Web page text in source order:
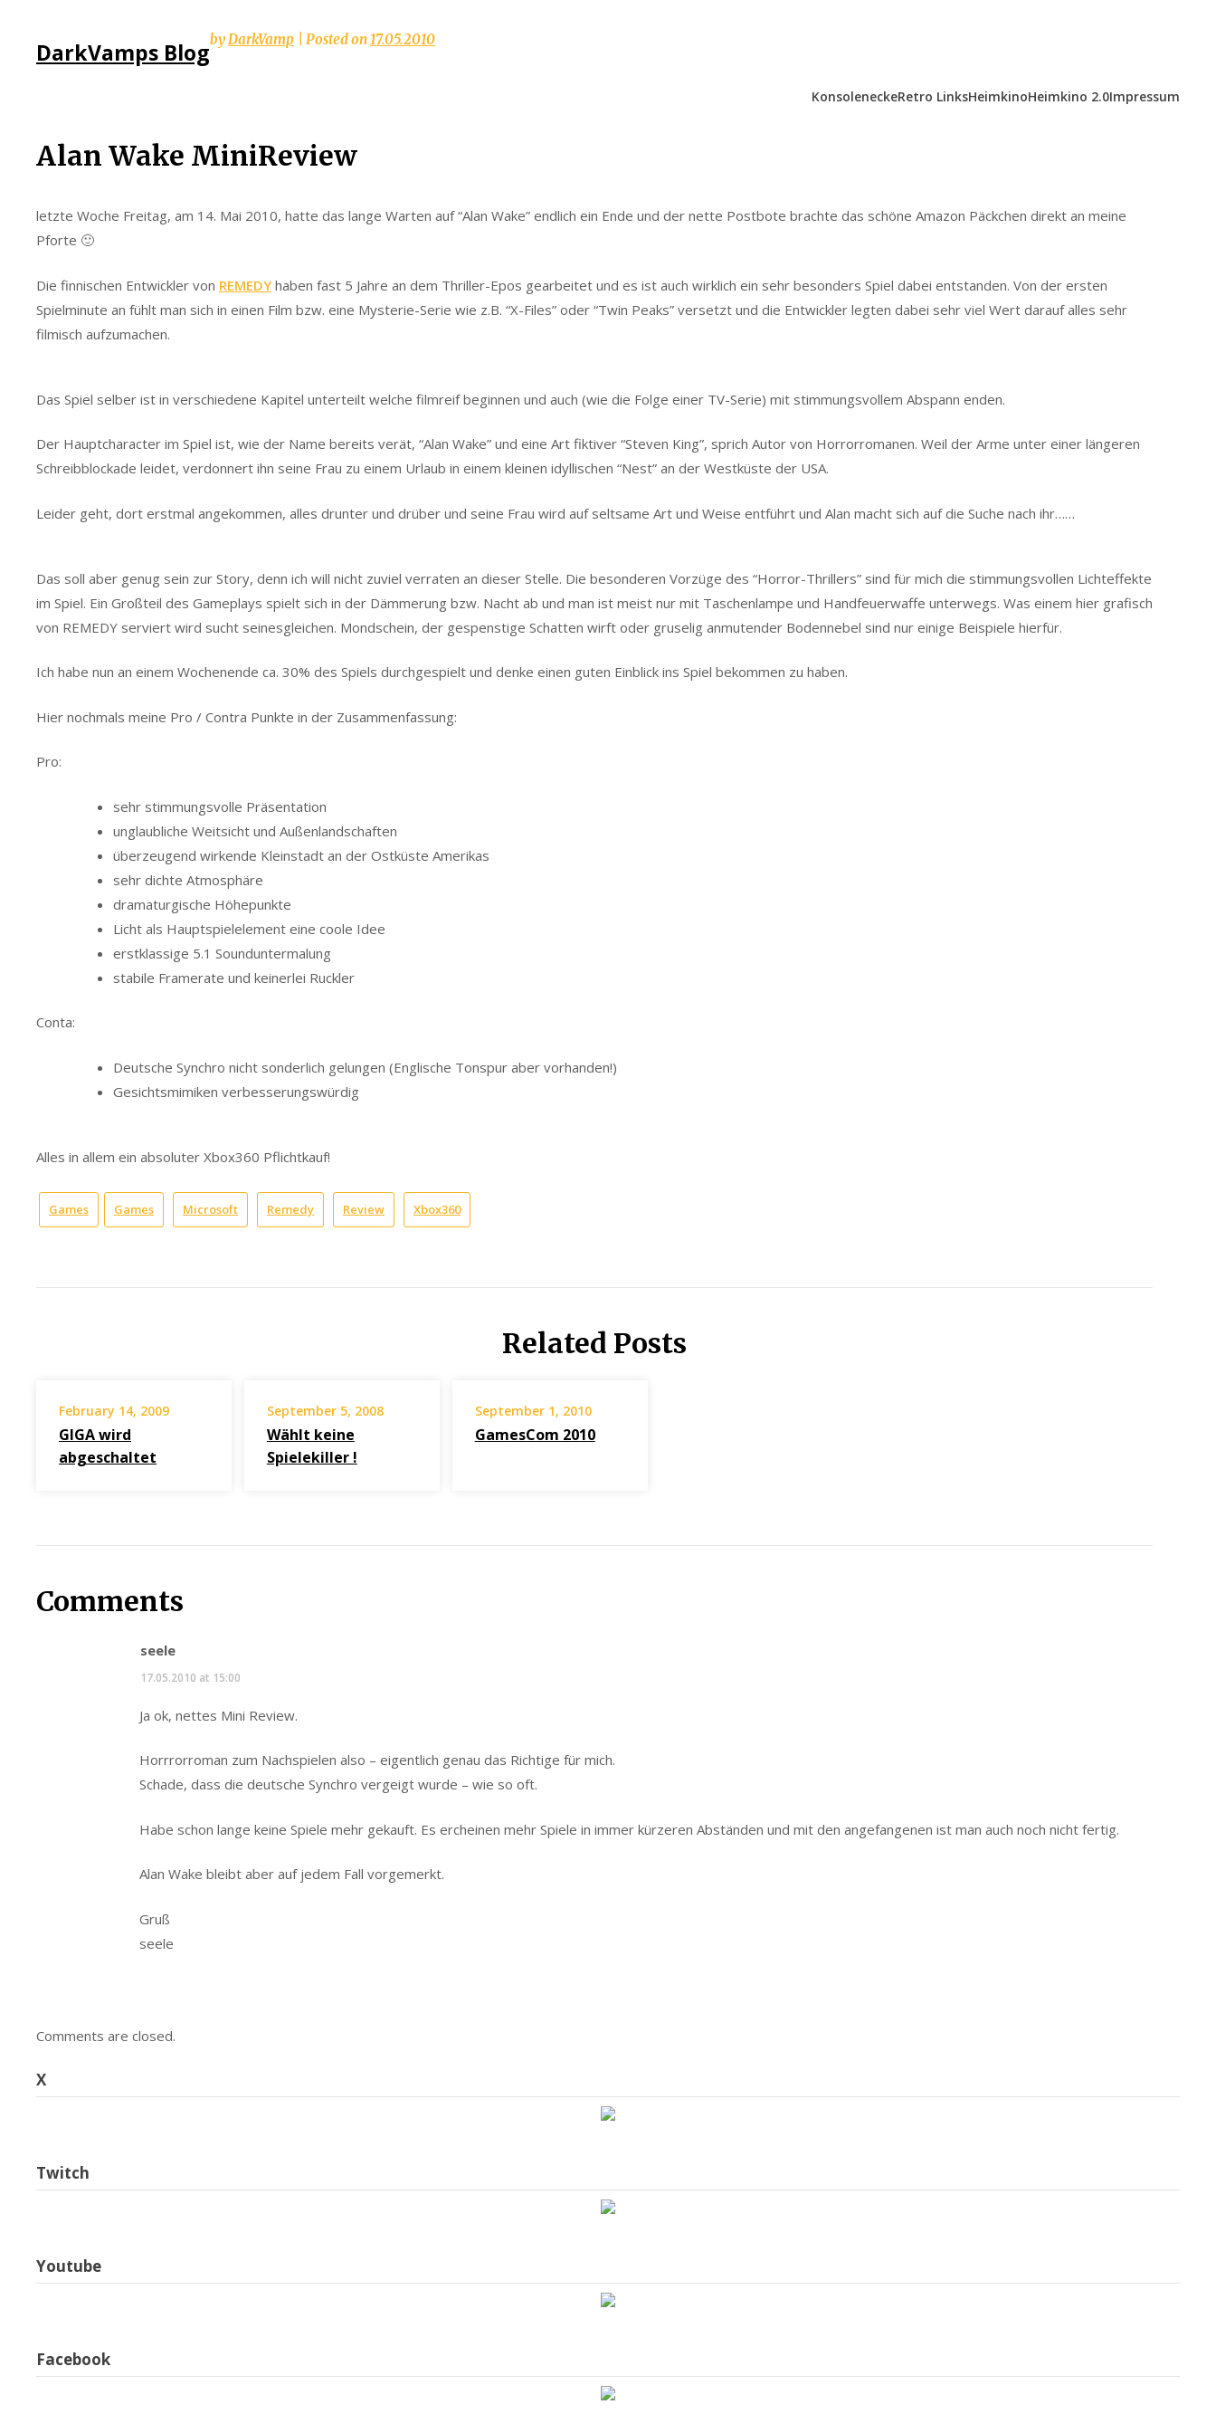
DarkVamps Blog
KonsoleneckeRetro LinksHeimkinoHeimkino 2.0Impressum
Alan Wake MiniReview
byDarkVamp Posted on17.05.2010
letzte Woche Freitag, am 14. Mai 2010, hatte das lange Warten auf “Alan Wake” endlich ein Ende und der nette Postbote brachte das schöne Amazon Päckchen direkt an meine
Pforte 🙂
Die finnischen Entwickler von REMEDY haben fast 5 Jahre an dem Thriller-Epos gearbeitet und es ist auch wirklich ein sehr besonders Spiel dabei entstanden. Von der ersten
Spielminute an fühlt man sich in einen Film bzw. eine Mysterie-Serie wie z.B. “X-Files” oder “Twin Peaks” versetzt und die Entwickler legten dabei sehr viel Wert darauf alles sehr
filmisch aufzumachen.
Das Spiel selber ist in verschiedene Kapitel unterteilt welche filmreif beginnen und auch (wie die Folge einer TV-Serie) mit stimmungsvollem Abspann enden.
Der Hauptcharacter im Spiel ist, wie der Name bereits verät, “Alan Wake” und eine Art fiktiver “Steven King”, sprich Autor von Horrorromanen. Weil der Arme unter einer längeren
Schreibblockade leidet, verdonnert ihn seine Frau zu einem Urlaub in einem kleinen idyllischen “Nest” an der Westküste der USA.
Leider geht, dort erstmal angekommen, alles drunter und drüber und seine Frau wird auf seltsame Art und Weise entführt und Alan macht sich auf die Suche nach ihr……
Das soll aber genug sein zur Story, denn ich will nicht zuviel verraten an dieser Stelle. Die besonderen Vorzüge des “Horror-Thrillers” sind für mich die stimmungsvollen Lichteffekte
im Spiel. Ein Großteil des Gameplays spielt sich in der Dämmerung bzw. Nacht ab und man ist meist nur mit Taschenlampe und Handfeuerwaffe unterwegs. Was einem hier grafisch
von REMEDY serviert wird sucht seinesgleichen. Mondschein, der gespenstige Schatten wirft oder gruselig anmutender Bodennebel sind nur einige Beispiele hierfür.
Ich habe nun an einem Wochenende ca. 30% des Spiels durchgespielt und denke einen guten Einblick ins Spiel bekommen zu haben.
Hier nochmals meine Pro / Contra Punkte in der Zusammenfassung:
Pro:
sehr stimmungsvolle Präsentation
unglaubliche Weitsicht und Außenlandschaften
überzeugend wirkende Kleinstadt an der Ostküste Amerikas
sehr dichte Atmosphäre
dramaturgische Höhepunkte
Licht als Hauptspielelement eine coole Idee
erstklassige 5.1 Sounduntermalung
stabile Framerate und keinerlei Ruckler
Conta:
Deutsche Synchro nicht sonderlich gelungen (Englische Tonspur aber vorhanden!)
Gesichtsmimiken verbesserungswürdig
Alles in allem ein absoluter Xbox360 Pflichtkauf!
Games Games Microsoft Remedy Review Xbox360
Related Posts
February 14, 2009
GIGA wird
abgeschaltet
September 5, 2008
Wählt keine
Spielekiller !
September 1, 2010
GamesCom 2010
Comments
seele
17.05.2010 at 15:00
Ja ok, nettes Mini Review.
Horrrorroman zum Nachspielen also – eigentlich genau das Richtige für mich.
Schade, dass die deutsche Synchro vergeigt wurde – wie so oft.
Habe schon lange keine Spiele mehr gekauft. Es ercheinen mehr Spiele in immer kürzeren Abständen und mit den angefangenen ist man auch noch nicht fertig.
Alan Wake bleibt aber auf jedem Fall vorgemerkt.
Gruß
seele
Comments are closed.
X
Twitch
Youtube
Facebook